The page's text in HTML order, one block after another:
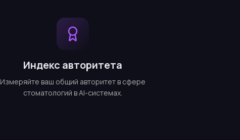
Индекс авторитета
Измеряйте ваш общий авторитет в сфере
стоматологий в AI-системах.